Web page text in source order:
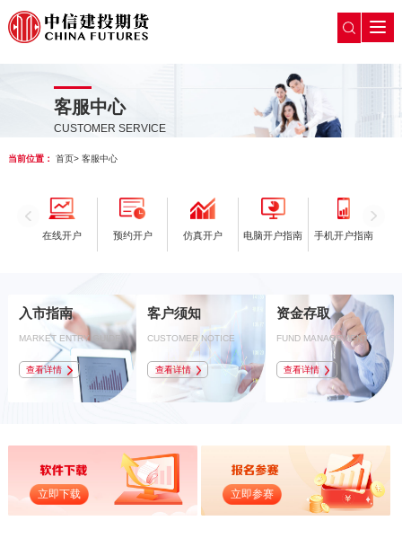
客服中心
CUSTOMER SERVICE
当前位置： 首页> 客服中心
在线开户 预约开户 仿真开户 电脑开户指南 手机开户指南
入市指南
MARKET ENTRY GUIDE
查看详情
客户须知
CUSTOMER NOTICE
查看详情
资金存取
FUND MANAGEMENT
查看详情
立即下载 立即参赛